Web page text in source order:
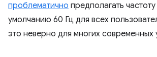
проблематично предполагать
умолчанию 60 Гц для всех
это неверно для многих современных